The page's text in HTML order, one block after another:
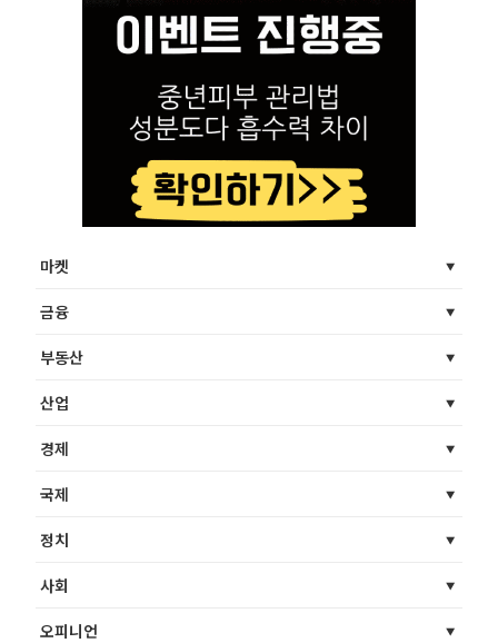
마켓
금융
부동산
산업
경제
국제
정치
사회
오피니언